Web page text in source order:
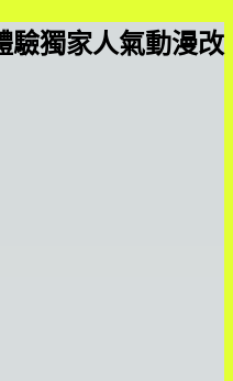
驗獨家人氣動漫改